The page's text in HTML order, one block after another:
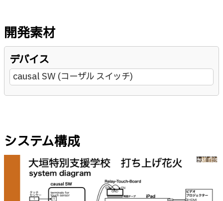
開発素材
デバイス
causal SW (コーザル スイッチ)
システム構成